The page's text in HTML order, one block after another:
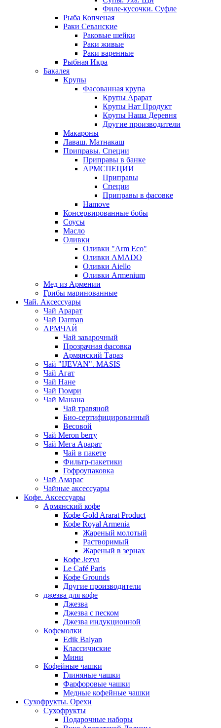
Филе-кусочки. Суфле
Рыба Копченая
Раки Севанские
Раковые шейки
Раки живые
Раки варенные
Рыбная Икра
Бакалея
Крупы
Фасованная крупа
Крупы Арарат
Крупы Нат Продукт
Крупы Наша Деревня
Другие производители
Макароны
Лаваш. Матнакаш
Приправы. Специи
Приправы в банке
АРМСПЕЦИИ
Приправы
Специи
Приправы в фасовке
Hamove
Консервированные бобы
Соусы
Масло
Оливки
Оливки "Arm Eco"
Оливки AMADO
Оливки Aiello
Оливки Armenium
Мед из Армении
Грибы маринованные
Чай. Аксессуары
Чай Арарат
Чай Darman
АРМЧАЙ
Чай заварочный
Прозрачная фасовка
Армянский Тараз
Чай "IJEVAN". MASIS
Чай Агат
Чай Нане
Чай Гюмри
Чай Манана
Чай травяной
Био-сертифицированный
Весовой
Чай Meron berry
Чай Мега Арарат
Чай в пакете
Фильтр-пакетики
Гофроупаковка
Чай Амарас
Чайные аксессуары
Кофе. Аксессуары
Армянский кофе
Кофе Gold Ararat Product
Кофе Royal Armenia
Жареный молотый
Растворимый
Жареный в зернах
Кофе Jezva
Le Café Paris
Кофе Grounds
Другие производители
джезва для кофе
Джезва
Джезва с песком
Джезва индукционной
Кофемолки
Edik Balyan
Классичиские
Мини
Кофейные чашки
Глиняные чашки
Фарфоровые чашки
Медные кофейные чашки
Сухофрукты. Орехи
Сухофрукты
Подарочные наборы